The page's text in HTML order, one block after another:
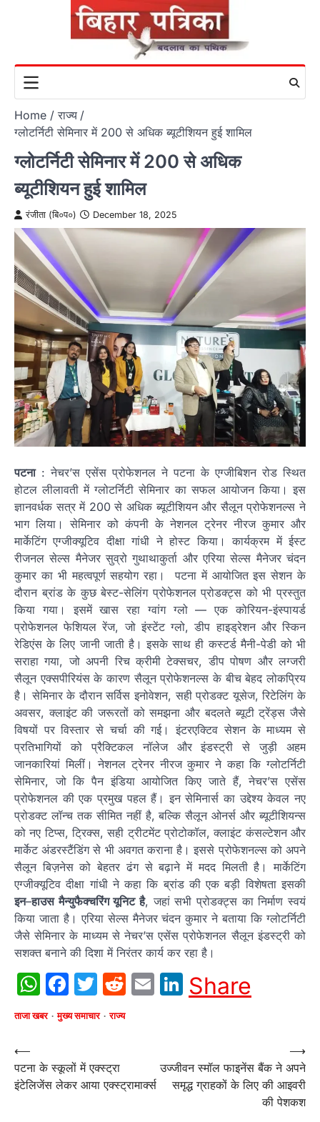
Home
राज्य
ग्लोटर्निटी सेमिनार में 200 से अधिक ब्यूटीशियन हुई शामिल
ग्लोटर्निटी सेमिनार में 200 से अधिक
ब्यूटीशियन हुई शामिल
रंजीता (बि०प०) December 18, 2025
पटना: नेचर’स एसेंस प्रोफेशनल ने पटना के एग्जीबिशन रोड स्थित
होटल लीलावती में ग्लोटर्निटी सेमिनार का सफल आयोजन किया। इस
ज्ञानवर्धक सत्र में 200 से अधिक ब्यूटीशियन और सैलून प्रोफेशनल्स ने
भाग लिया। सेमिनार को कंपनी के नेशनल ट्रेनर नीरज कुमार और
मार्केटिंग एग्जीक्यूटिव दीक्षा गांधी ने होस्ट किया। कार्यक्रम में ईस्ट
रीजनल सेल्स मैनेजर सुव्रो गुथाथाकुर्ता और एरिया सेल्स मैनेजर चंदन
कुमार का भी महत्वपूर्ण सहयोग रहा। पटना में आयोजित इस सेशन के
दौरान ब्रांड के कुछ बेस्ट-सेलिंग प्रोफेशनल प्रोडक्ट्स को भी प्रस्तुत
किया गया। इसमें खास रहा ग्वांग ग्लो — एक कोरियन-इंस्पायर्ड
प्रोफेशनल फेशियल रेंज, जो इंस्टेंट ग्लो, डीप हाइड्रेशन और स्किन
रेडिएंस के लिए जानी जाती है। इसके साथ ही कस्टर्ड मैनी-पेडी को भी
सराहा गया, जो अपनी रिच क्रीमी टेक्सचर, डीप पोषण और लग्जरी
सैलून एक्सपीरियंस के कारण सैलून प्रोफेशनल्स के बीच बेहद लोकप्रिय
है। सेमिनार के दौरान सर्विस इनोवेशन, सही प्रोडक्ट यूसेज, रिटेलिंग के
अवसर, क्लाइंट की जरूरतों को समझना और बदलते ब्यूटी ट्रेंड्स जैसे
विषयों पर विस्तार से चर्चा की गई। इंटरएक्टिव सेशन के माध्यम से
प्रतिभागियों को प्रैक्टिकल नॉलेज और इंडस्ट्री से जुड़ी अहम
जानकारियां मिलीं। नेशनल ट्रेनर नीरज कुमार ने कहा कि ग्लोटर्निटी
सेमिनार, जो कि पैन इंडिया आयोजित किए जाते हैं, नेचर’स एसेंस
प्रोफेशनल की एक प्रमुख पहल हैं। इन सेमिनार्स का उद्देश्य केवल नए
प्रोडक्ट लॉन्च तक सीमित नहीं है, बल्कि सैलून ओनर्स और ब्यूटीशियन्स
को नए टिप्स, ट्रिक्स, सही ट्रीटमेंट प्रोटोकॉल, क्लाइंट कंसल्टेशन और
मार्केट अंडरस्टैंडिंग से भी अवगत कराना है। इससे प्रोफेशनल्स को अपने
सैलून बिज़नेस को बेहतर ढंग से बढ़ाने में मदद मिलती है। मार्केटिंग
एग्जीक्यूटिव दीक्षा गांधी ने कहा कि ब्रांड की एक बड़ी विशेषता इसकी
इन–हाउस मैन्युफैक्चरिंग यूनिट है, जहां सभी प्रोडक्ट्स का निर्माण स्वयं
किया जाता है। एरिया सेल्स मैनेजर चंदन कुमार ने बताया कि ग्लोटर्निटी
जैसे सेमिनार के माध्यम से नेचर’स एसेंस प्रोफेशनल सैलून इंडस्ट्री को
सशक्त बनाने की दिशा में निरंतर कार्य कर रहा है।
WhatsApp
Facebook
Twitter
Reddit
EmailLinkedIn
Share
ताजा खबर मुख्य समाचार राज्य
Post
navigation
⟵
पटना के स्कूलों में एक्स्ट्रा
इंटेलिजेंस लेकर आया एक्स्ट्रामार्क्स
उज्जीवन स्मॉल फाइनेंस बैंक ने अपने
समृद्ध ग्राहकों के लिए की आइवरी
की पेशकश
⟶